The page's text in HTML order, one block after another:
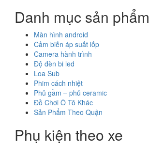
Danh mục sản phẩm
Màn hình android
Cảm biến áp suất lốp
Camera hành trình
Độ đèn bi led
Loa Sub
Phim cách nhiệt
Phủ gầm – phủ ceramic
Đồ Chơi Ô Tô Khác
Sản Phẩm Theo Quận
Phụ kiện theo xe